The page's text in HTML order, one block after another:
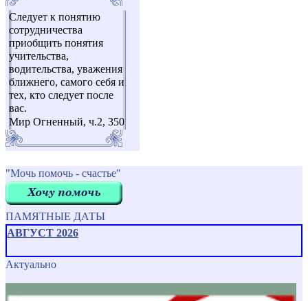
Следует к понятию
сотрудничества
приобщить понятия
учительства,
водительства, уважения
ближнего, самого себя и
тех, кто следует после
вас.
Мир Огненный, ч.2, 350
"Мочь помочь - счастье"
ПАМЯТНЫЕ ДАТЫ
АВГУСТ 2026
Актуально